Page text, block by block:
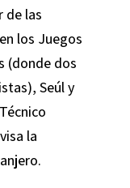
de las
los Juegos
(donde dos
Seúl y
la